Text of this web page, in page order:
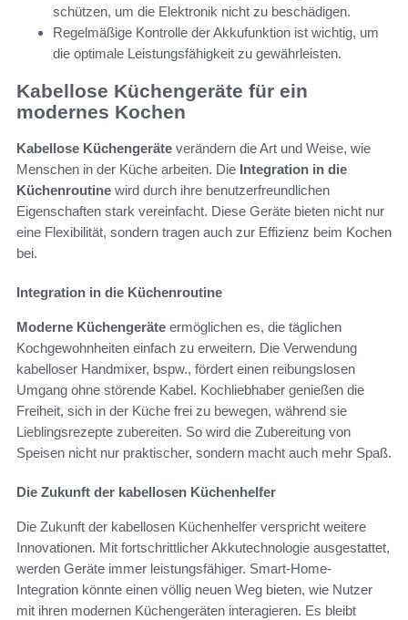
schützen, um die Elektronik nicht zu beschädigen.
Regelmäßige Kontrolle der Akkufunktion ist wichtig, um
die optimale Leistungsfähigkeit zu gewährleisten.
Kabellose Küchengeräte für ein
modernes Kochen
Kabellose Küchengeräte verändern die Art und Weise, wie
Menschen in der Küche arbeiten. Die Integration in die
Küchenroutine wird durch ihre benutzerfreundlichen
Eigenschaften stark vereinfacht. Diese Geräte bieten nicht nur
eine Flexibilität, sondern tragen auch zur Effizienz beim Kochen
bei.
Integration in die Küchenroutine
Moderne Küchengeräte ermöglichen es, die täglichen
Kochgewohnheiten einfach zu erweitern. Die Verwendung
kabelloser Handmixer, bspw., fördert einen reibungslosen
Umgang ohne störende Kabel. Kochliebhaber genießen die
Freiheit, sich in der Küche frei zu bewegen, während sie
Lieblingsrezepte zubereiten. So wird die Zubereitung von
Speisen nicht nur praktischer, sondern macht auch mehr Spaß.
Die Zukunft der kabellosen Küchenhelfer
Die Zukunft der kabellosen Küchenhelfer verspricht weitere
Innovationen. Mit fortschrittlicher Akkutechnologie ausgestattet,
werden Geräte immer leistungsfähiger. Smart-Home-
Integration könnte einen völlig neuen Weg bieten, wie Nutzer
mit ihren modernen Küchengeräten interagieren. Es bleibt